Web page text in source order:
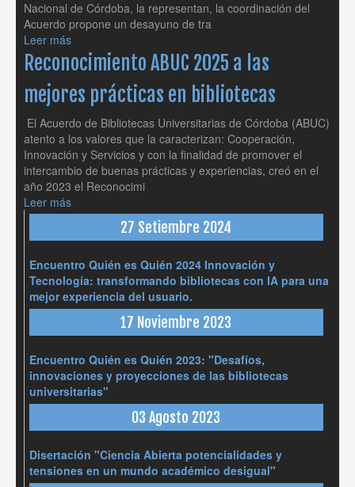
Nacional de Córdoba, la representan, la coordinación del
Acuerdo propone un desayuno de tra
Leer más
Reconocimiento ABUC 2025 a las
mejores prácticas en bibliotecas
El Acuerdo de Bibliotecas Universitarias de Córdoba (ABUC)
atento a los valores que la caracterizan: Cooperación,
Innovación y Servicios y con la finalidad de promover el
intercambio de buenas prácticas y experiencias, creó en el
año 2023 el Reconocimi
Leer más
27 Setiembre 2024
Encuentro Quién es Quién 2024 Innovación y
Tecnología: transformando bibliotecas con IA para una
mejor experiencia del usuario.
17 Noviembre 2023
Encuentro Quién es Quién 2023: "Desafíos,
innovaciones y proyecciones de las bibliotecas
universitarias"
03 Agosto 2023
Disertación "Ciencia Abierta potencialidades y
tensiones en un mundo académico desigual"